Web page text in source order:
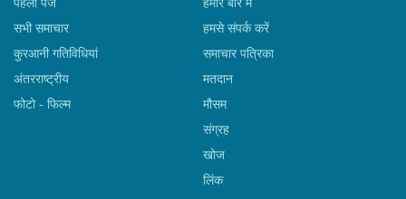
पहला पेज
सभी समाचार
कुरआनी गतिविधियां
अंतरराष्ट्रीय
फोटो - फिल्म
हमारे बारे में
हमसे संपर्क करें
समाचार पत्रिका
मतदान
मौसम
संग्रह
खोज
लिंक